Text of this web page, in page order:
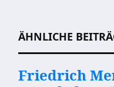
ÄHNLICHE
Friedrich